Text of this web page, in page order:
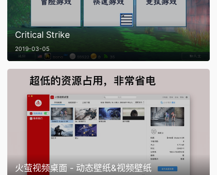
Critical Strike
2019-03-05
火萤视频桌面 - 动态壁纸&视频壁纸